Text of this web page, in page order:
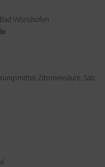
Wörishofen
Zitronensäure, Salz,